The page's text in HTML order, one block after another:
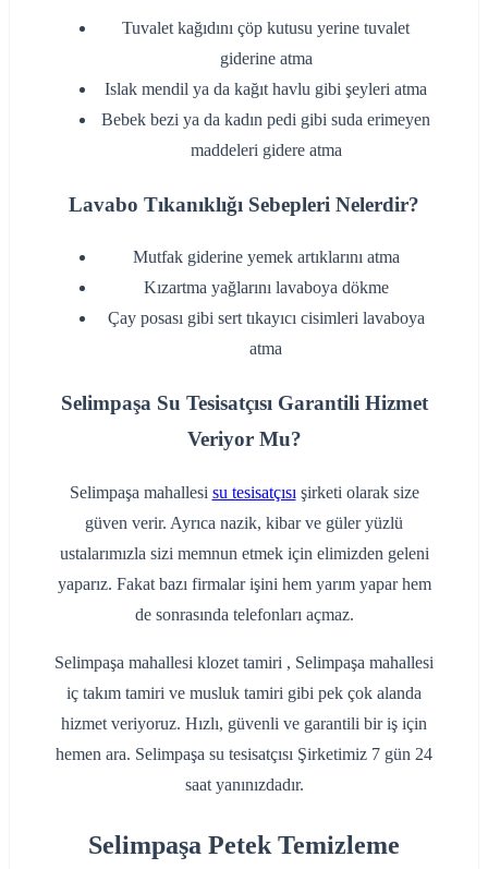
‌Tuvalet kağıdını çöp kutusu yerine tuvalet
giderine atma
‌Islak mendil ya da kağıt havlu gibi şeyleri atma
‌Bebek bezi ya da kadın pedi gibi suda erimeyen
maddeleri gidere atma
Lavabo Tıkanıklığı Sebepleri Nelerdir?
‌Mutfak giderine yemek artıklarını atma
‌Kızartma yağlarını lavaboya dökme
‌Çay posası gibi sert tıkayıcı cisimleri lavaboya
atma
Selimpaşa Su Tesisatçısı Garantili Hizmet
Veriyor Mu?
Selimpaşa mahallesi su tesisatçısı şirketi olarak size
güven verir. Ayrıca nazik, kibar ve güler yüzlü
ustalarımızla sizi memnun etmek için elimizden geleni
yaparız. Fakat bazı firmalar işini hem yarım yapar hem
de sonrasında telefonları açmaz.
Selimpaşa mahallesi klozet tamiri , Selimpaşa mahallesi
iç takım tamiri ve musluk tamiri gibi pek çok alanda
hizmet veriyoruz. Hızlı, güvenli ve garantili bir iş için
hemen ara. Selimpaşa su tesisatçısı Şirketimiz 7 gün 24
saat yanınızdadır.
Selimpaşa Petek Temizleme